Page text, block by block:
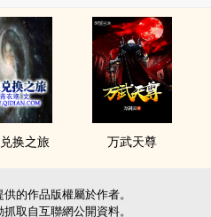
换之旅 万武天尊
的作品版權屬於作者。
取自互聯網公開資料。